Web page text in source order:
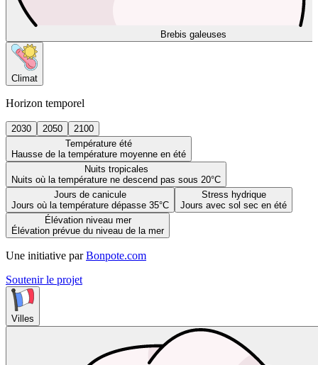
Brebis galeuses
Climat
Horizon temporel
2030 2050
2100
Température été
Hausse de la température moyenne en été
Nuits tropicales
Nuits où la température ne descend pas sous 20°C
Jours de canicule
Jours où la température dépasse 35°C
Stress hydrique
Jours avec sol sec en été
Élévation niveau mer
Élévation prévue du niveau de la mer
Une initiative par Bonpote.com
Soutenir le projet
Villes